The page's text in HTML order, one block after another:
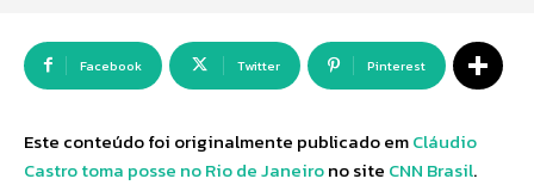
Facebook Twitter Pinterest
Este conteúdo foi originalmente publicado emCláudio
Castro toma posse no Rio de Janeirono site CNN Brasil.